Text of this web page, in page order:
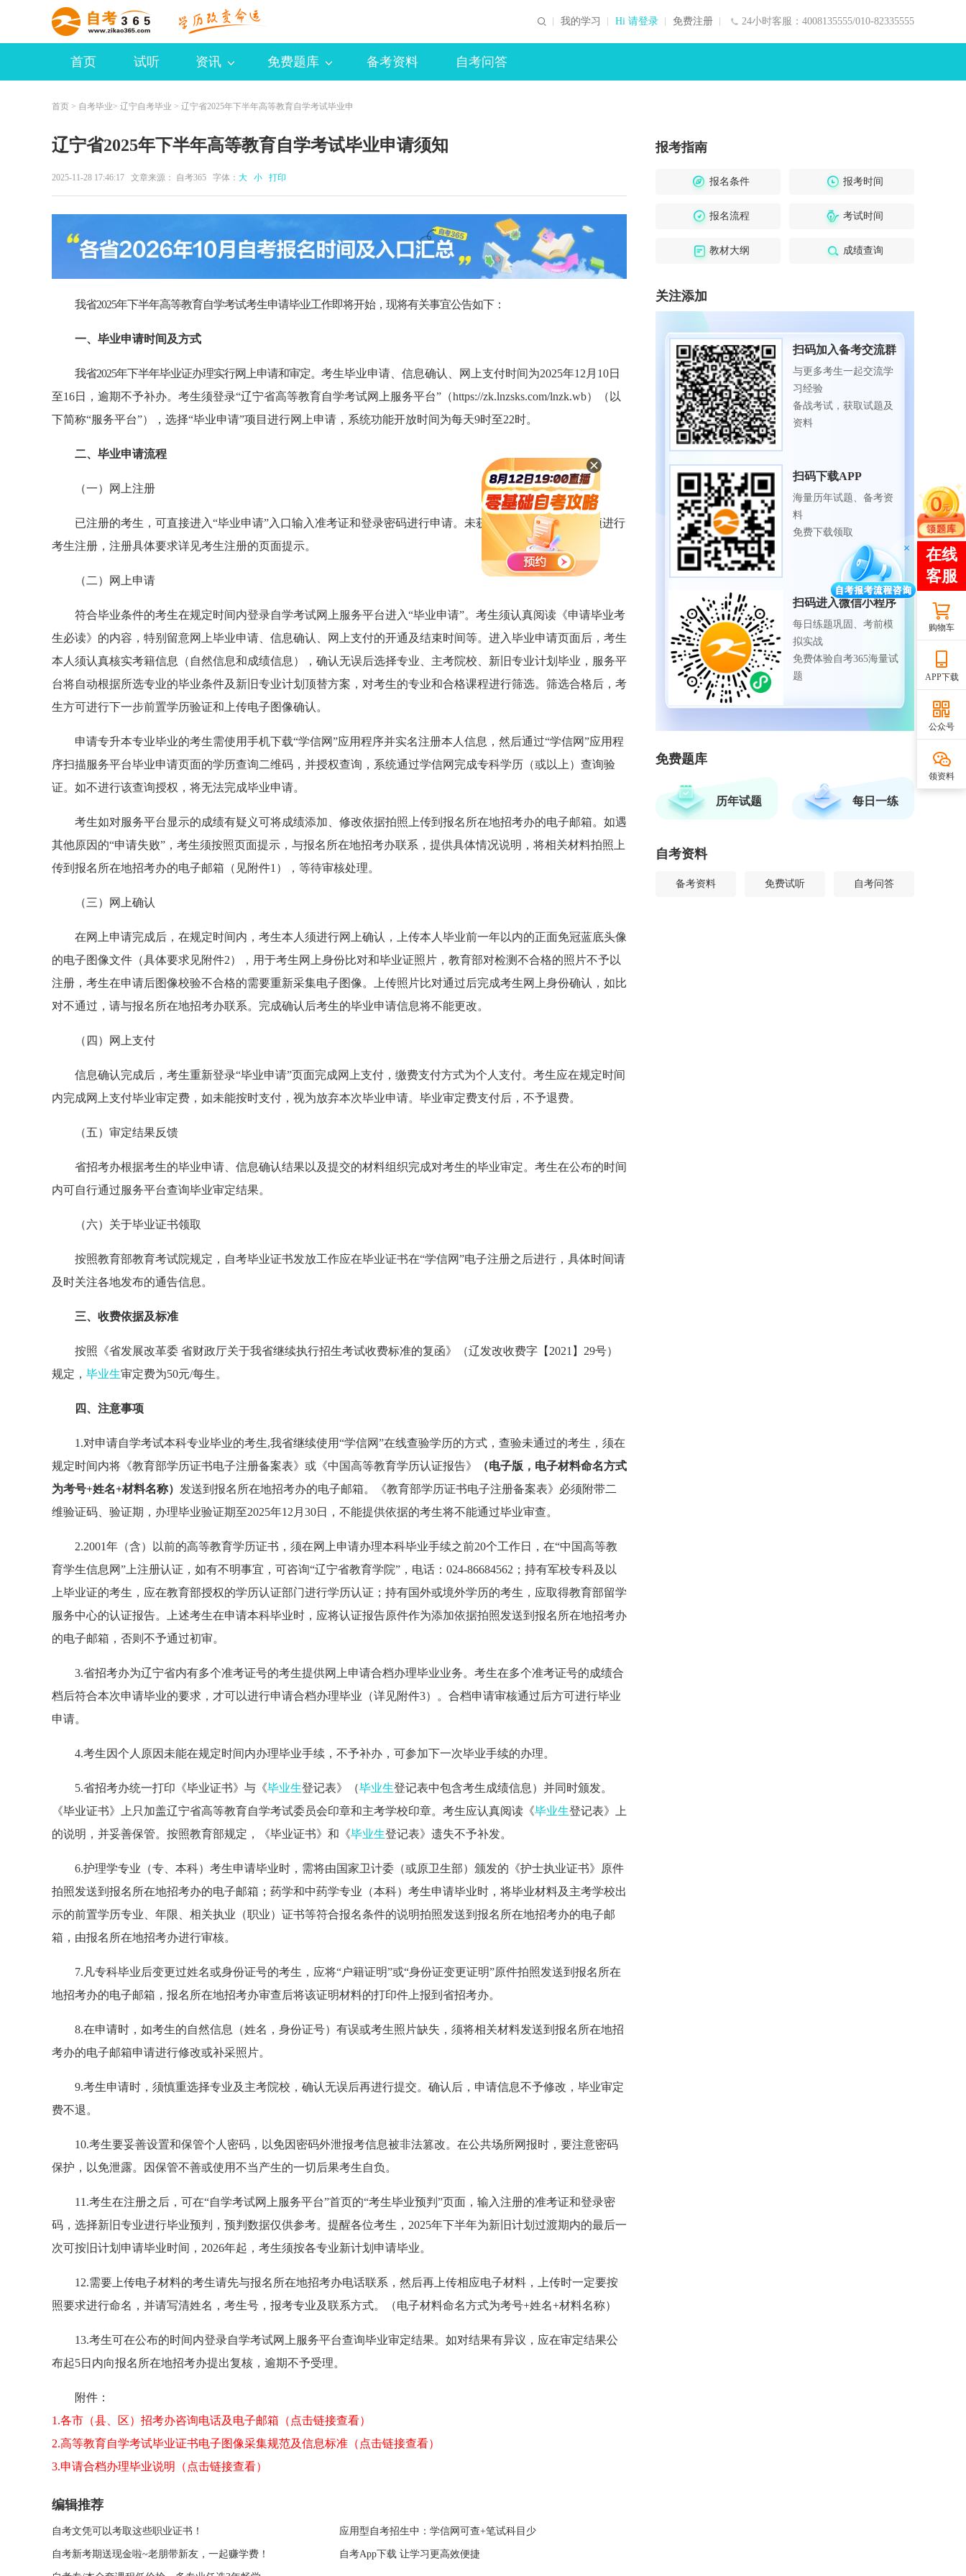
24小时客服：4008135555/010-82335555
我的学习 Hi 请登录 免费注册
首页 试听 资讯 免费题库 备考资料 自考问答
首页 > 自考毕业> 辽宁自考毕业 > 辽宁省2025年下半年高等教育自学考试毕业申
辽宁省2025年下半年高等教育自学考试毕业申请须知
2025-11-28 17:46:17 文章来源： 自考365 字体： 大 小 打印
我省2025年下半年高等教育自学考试考生申请毕业工作即将开始，现将有关事宜公告如下：
一、毕业申请时间及方式
我省2025年下半年毕业证办理实行网上申请和审定。 考生毕业申请、信息确认、 网上支付时间为2025年12 月 10日
至16日，逾期不予补办。 考生须登录“辽宁省高等教育自学考试网上服务平台”（https://zk.lnzsks.com/lnzk.wb）（以
下简称“服务平台”） ，选择“毕业申请”项目进行网上申请，系统功能开放时间为每天9时至22时。
二、毕业申请流程
（一）网上注册
已注册的考生，可直接进入“毕业申请”入口输入准考证和登录密码进行申请。未获得登录密码的老考生须进行
考生注册，注册具体要求详见考生注册的页面提示。
（二）网上申请
符合毕业条件的考生在规定时间内登录自学考试网上服务平台进入“毕业申请”。 考生须认真阅读《申请毕业考
生必读》的内容，特别留意网上毕业申请、信息确认、网上支付的开通及结束时间等。 进入毕业申请页面后，考生
本人须认真核实考籍信息 （自然信息和成绩信息），确认无误后选择专业、主考院校、新旧专业计划毕业 ， 服务平
台将自动根据所选专业的毕业条件及新旧专业计划顶替方案，对考生的专业和合格课程进行筛选。筛选合格后，考
生方可进行下一步前置学历验证和上传电子图像确认。
申请专升本专业毕业的考生需使用手机下载“学信网”应用程序并实名注册本人信息，然后通过“学信网”应用程
序扫描服务平台毕业申请页面的学历查询二维码，并授权查询，系统通过学信网完成专科学历（或以上）查询验
证。如不进行该查询授权，将无法完成毕业申请。
考生如对服务平台显示的成绩有疑义可将成绩添加、修改依据拍照上传到报名 所在地招考办的电子邮箱。 如遇
其他原因的“申请失败”，考生须按照页面提示，与报名所在地招考办联系，提供具体情况说明，将相关材料拍照上
传到报名 所在地招考办的电子邮箱（见附件1） ，等待审核处理。
（三） 网上确认
在网上申请完成后，在规定时间内，考生本人须进行网上确认，上传本人 毕业前一年以内的正面免冠蓝底头像
的电子图像文件（具体要求见附件2）， 用于考生网上身份比对和毕业证照片，教育部对检测不合格的照片不予以
注册，考生在申请后图像校验不合格的需要重新采集电子图像。
上传照片比对通过后完成考生网上身份确认，如比
对不通过，请与报名所在地招考办联系。完成确认后考生的毕业申请信息将不能更改。
（ 四）网上支付
信息确认完成后，考生重新登录“毕业申请”页面完成网上支付，缴费支付方式为个人支付。考生应在规定时间
内完成网上支付毕业审定费， 如未能按时支付， 视为放弃本次毕业申请。毕业审定费支付后，不予退费。
（五）审定结果反馈
省招考办根据考生的毕业申请、信息确认结果以及提交的材料组织完成对考生的毕业审定。考生在公布的时间
内可自行通过服务平台查询毕业审定结果。
（六）关于毕业证书领取
按照教育部教育考试院规定，自考毕业证书发放工作应在毕业证书在“学信网”电子注册之后进行，具体时间请
及时关注各地发布的通告信息。
三、收费依据及标准
按照《省发展改革委 省财政厅关于我省继续执行招生考试收费标准的复函》（辽发改收费字【 2021】29号）
规定， 毕业生审定费为50元/每生。
四、注意事项
1.对申请自学考试本科专业毕业的考生,我省继续使用“学信网”在线查验学历的方式，查验未通过的考生，须在
规定时间内将《教育部学历证书电子注册备案表》或《中国高等教育学历认证报告》
（电子版， 电子材料命名方式
为考号+姓名+材料名称） 发送到 报名所在地招考办的电子邮箱。
《教育部学历证书电子注册备案表》必须附带二
维验证码、验证期，办理毕业验证期至2025年12 月 30日，不能提供依据的考生将不能通过毕业审查。
2.2001年（含）以前的高等教育学历证书，须在网上申请办理本科毕业手续之前20个工作日， 在“中国高等教
育学生信息网”上注册认证，如有不明事宜，可咨询“辽宁省教育学院”，电话：024-86684562； 持有军校专科及以
上毕业证的考生，应在教育部授权的学历认证部门进行学历认证；持有国外或境外学历的考生，应取得教育部留学
服务中心的认证报告。上述考生在申请本科毕业时，应将认证报告原件作为添加依据拍照发送到报名所在地招考办
的电子邮箱， 否则不予通过初审。
3.省招考办为辽宁省内有多个准考证号的考生提供网上申请合档办理毕业业务。考生在多个准考证号的成绩合
档后符合本次申请毕业的要求，才可以进行申请合档办理毕业（详见附件3）。合档申请审核通过后方可进行毕业
申请。
4.考生因个人原因未能在规定时间内办理毕业手续，不予补办，可参加下一次毕业手续的办理。
5.省招考办统一打印《毕业证书》与《毕业生登记表》（毕业生登记表中包含考生成绩信息）并同时颁发。
《毕业证书》上只加盖辽宁省高等教育自学考试委员会印章和主考学校印章。考生应认真阅读《毕业生登记表》上
的说明，并妥善保管。按照教育部规定，《毕业证书》和《毕业生登记表》遗失不予补发。
6.护理学专业（专、本科）考生申请毕业时， 需将由国家卫计委（或原卫生部）颁发的《护士执业证书》原件
拍照发送到报名所在地招考办的电子邮箱 ；药学和中药学专业（本科）考生申请毕业时，将毕业材料及主考学校出
示的前置学历专业、年限、相关执业（职业）证书等符合报名条件的说明拍照发送到报名所在地招考办的电子邮
箱， 由报名所在地招考办进行审核。
7.凡专科毕业后变更过姓名或身份证号的考生，应将“户籍证明”或“身份证变更证明”原件拍照发送到报名所在
地招考办的电子邮箱，报名所在地招考办审查后将该证明材料的打印件上报到省招考办。
8.在申请时，如考生的自然信息（姓名，身份证号）有误或考生照片缺失，须将相关材料发送到 报名所在地招
考办的电子邮箱申请进行修改或补采照片。
9.考生申请时，须慎重选择专业及主考院校， 确认无误后再进行提交。 确认后，申请信息不予修改，毕业审定
费不退。
10.考生要妥善设置和保管个人密码，以免因密码外泄报考信息被非法篡改。在公共场所网报时，要注意密码
保护，以免泄露。因保管不善或使用不当产生的一切后果考生自负。
1 1.考生在注册之后，可在“自学考试网上服务平台”首页的“考生毕业预判”页面，输入注册的准考证和登录密
码，选择新 旧专业进行毕业预判，预判数据仅供参考。 提醒各位考生， 2025年下半年为新旧计划过渡期内的最后一
次可按旧计划申请毕业时间，2026年起， 考生须按各专业新计划申请毕业。
1 2.需要上传电子材料的考生请先与报名所在地招考办电话联系，然后再上传相应电子材料 ，上传时一定要按
照要求进行命名，并请写清姓名，考生号，报考专业及联系方式。
（电子材料命名方式为考号+姓名+材料名称）
13.考生可在公布的时间内登录自学考试网上服务平台查询毕业审定结果。如对结果有异议，应在审定结果公
布起5日内向报名所在地招考办提出复核，逾期不予受理。
附件：
1 .各市（县、区）招考办咨询电话及电子邮箱（点击链接查看）
2.高等教育自学考试毕业证书电子图像采集规范及信息标准 （点击链接查看）
3.申请合档办理毕业说明 （点击链接查看）
编辑推荐
自考文凭可以考取这些职业证书！ 应用型自考招生中：学信网可查+笔试科目少
自考新考期送现金啦~老朋带新友，一起赚学费！ 自考App下载 让学习更高效便捷
报考指南
报名条件 报考时间
报名流程 考试时间
教材大纲 成绩查询
关注添加
扫码加入备考交流群
与更多考生一起交流学
习经验
备战考试，获取试题及
资料
扫码下载APP
海量历年试题、备考资
料
免费下载领取
扫码进入微信小程序
每日练题巩固、考前模
拟实战
免费体验自考365海量试
题
免费题库
历年试题 每日一练
自考资料
备考资料 免费试听 自考问答
购物车
APP下载
公众号
领资料